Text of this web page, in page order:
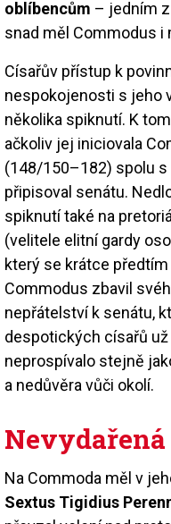
oblíbencům – jedním
snad měl Commodus i
Císařův přístup k
nespokojenosti s jeho
několika spiknutí. K
ačkoliv jej iniciovala
(148/150–182) spolu
připisoval senátu.
spiknutí také na
(velitele elitní gardy
který se krátce
Commodus zbavil
nepřátelství k senátu,
despotických císařů
neprospívalo stejně
a nedůvěra vůči okolí.
Na Commoda měl v
Sextus Tigidius